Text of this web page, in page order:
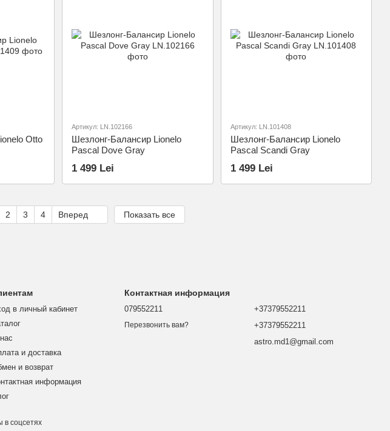
Otto
Артикул: LN.102166
Шезлонг-Балансир Lionelo
Pascal Dove Gray
1 499 Lei
Артикул: LN.101408
Шезлонг-Балансир Lionelo
Pascal Scandi Gray
1 499 Lei
2 3 4 Вперед Показать все
в личный кабинет
и доставка
и возврат
информация
в соцсетях
Контактная информация
079552211
Перезвонить вам?
+37379552211
+37379552211
astro.md1@gmail.com